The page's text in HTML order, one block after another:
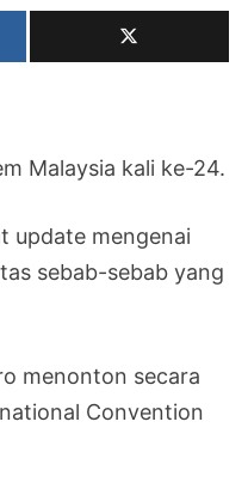
Malaysia kali ke-24.
update mengenai
sebab-sebab yang
menonton secara
Convention